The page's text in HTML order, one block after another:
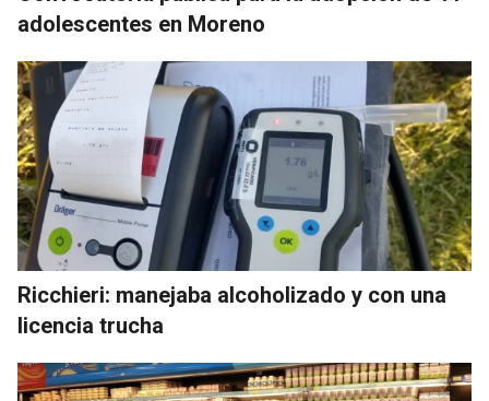
adolescentes en Moreno
Ricchieri: manejaba alcoholizado y con una
licencia trucha